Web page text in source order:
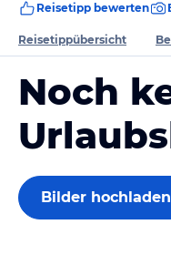
Reisetipp bewerten
Reisetippübersicht
Noch
Bilder hochladen